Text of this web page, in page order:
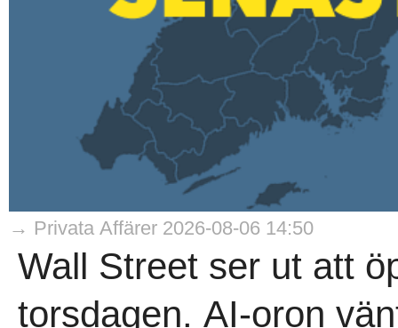
→ Privata Affärer 2026-08-06 14:50
Wall Street ser ut att
torsdagen. AI-oron